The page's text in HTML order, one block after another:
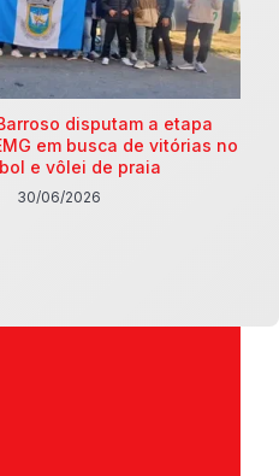
disputam a etapa
em busca de vitórias no
e vôlei de praia
30/06/2026